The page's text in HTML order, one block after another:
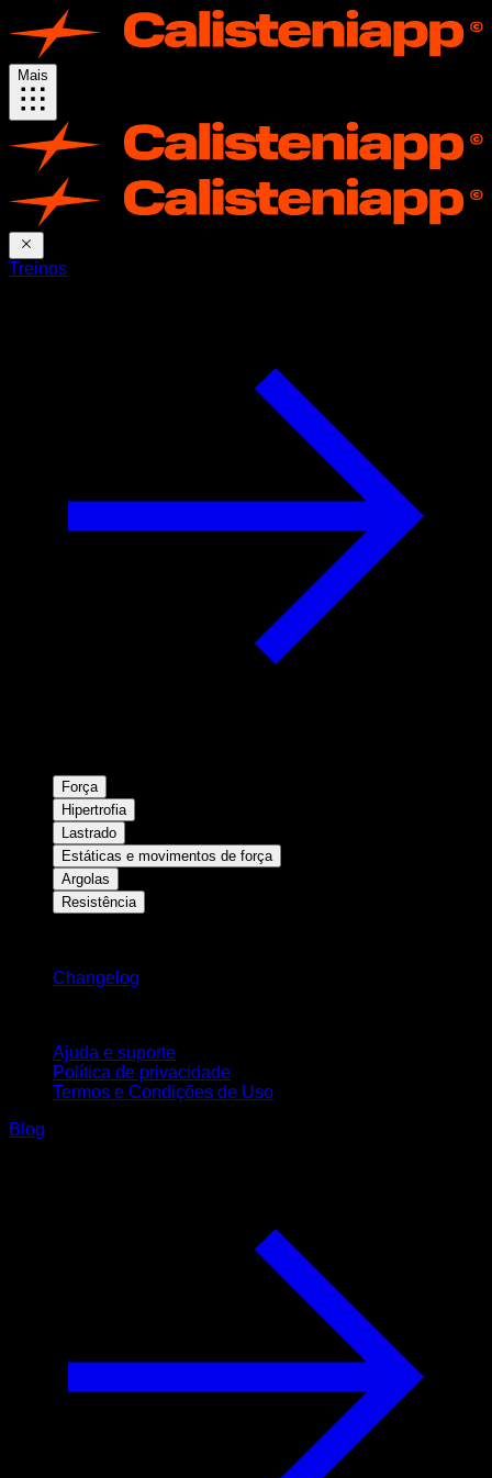
Mais
Treinos
Força
Hipertrofia
Lastrado
Estáticas e movimentos de força
Argolas
Resistência
Changelog
Ajuda e suporte
Política de privacidade
Termos e Condições de Uso
Blog